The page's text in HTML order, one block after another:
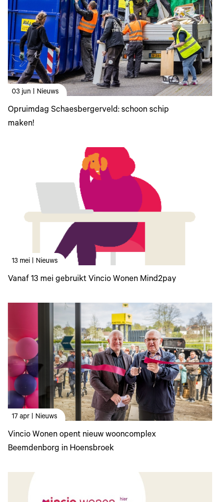
03 jun | Nieuws
Opruimdag Schaesbergerveld: schoon schip
maken!
13 mei | Nieuws
Vanaf 13 mei gebruikt Vincio Wonen Mind2pay
17 apr | Nieuws
Vincio Wonen opent nieuw wooncomplex
Beemdenborg in Hoensbroek